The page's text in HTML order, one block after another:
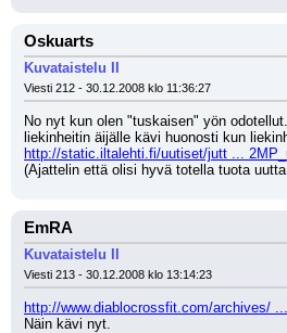
Oskuarts
Kuvataistelu II
Viesti 212 - 30.12.2008 klo 11:36:27
No nyt kun olen "tuskaisen" yön
liekinheitin äijälle kävi huonosti kun
http://static.iltalehti.fi/uutiset/jutt ...
(Ajattelin että olisi hyvä totella tuota
EmRA
Kuvataistelu II
Viesti 213 - 30.12.2008 klo 13:14:23
http://www.diablocrossfit.com/archives/
Näin kävi nyt.